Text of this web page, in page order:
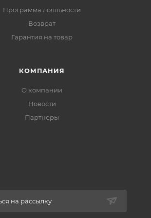
Программа лояльности
Возврат
Гарантия на товар
КОМПАНИЯ
О компании
Новости
Партнеры
на рассылку